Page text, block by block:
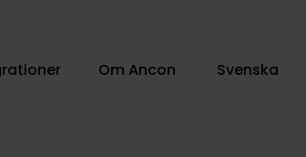
Om Ancon Svenska